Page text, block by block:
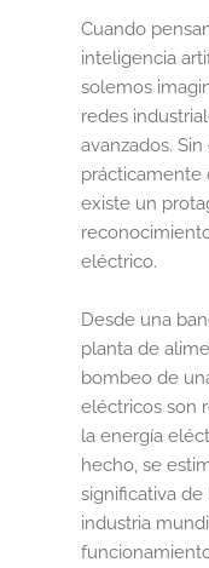
Contenido gratuito
Content restricted
Distribuidores
Informática
Mi cuenta
Newsletter
Política de Cookies
Cuando
inteligencia
solemos
redes
avanzados.
prácticamente
existe un
eléctrico.
Desde una
planta de
bombeo de
eléctricos son
la energía
hecho, se
significativa
industria